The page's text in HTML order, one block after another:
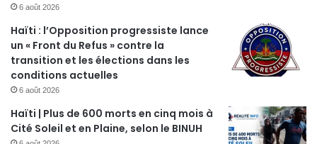
6 août 2026
Haïti : l’Opposition progressiste lance
un « Front du Refus » contre la
transition et les élections dans les
conditions actuelles
6 août 2026
Haïti | Plus de 600 morts en cinq mois à
Cité Soleil et en Plaine, selon le BINUH